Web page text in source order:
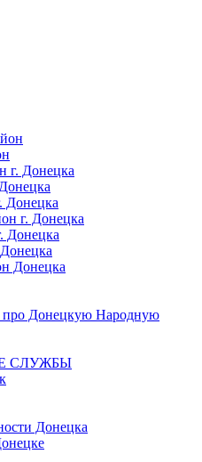
г. Донецка
Донецка
г. Донецка
Донецка
Донецка
про Донецкую Народную
СЛУЖБЫ
Донецка